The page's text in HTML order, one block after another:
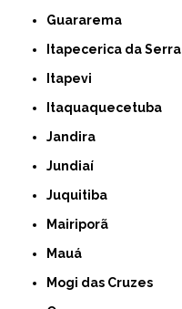
Guararema
Itapecerica da Serra
Itapevi
Itaquaquecetuba
Jandira
Jundiaí
Juquitiba
Mairiporã
Mauá
Mogi das Cruzes